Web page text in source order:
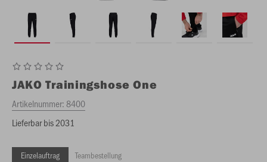
JAKO Trainingshose One
Artikelnummer:8400
Lieferbar bis 2031
Einzelauftrag Teambestellung